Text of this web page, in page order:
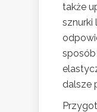
także
sznurki
dalsze